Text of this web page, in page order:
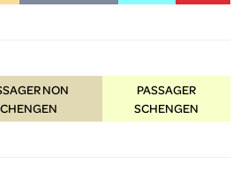
NON
PASSAGER
SCHENGEN